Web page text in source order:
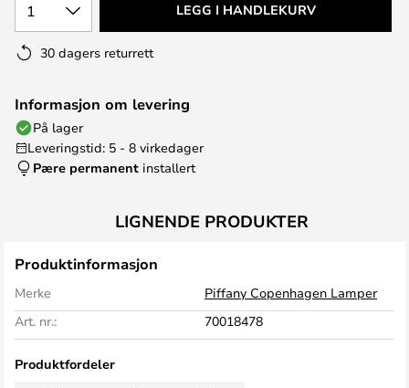
1 LEGG I HANDLEKURV
30 dagers returrett
Informasjon om levering
På lager
Leveringstid: 5 - 8 virkedager
Pære permanent installert
LIGNENDE PRODUKTER
Produktinformasjon
Merke
Piffany Copenhagen Lamper
Art. nr.:
70018478
Produktfordeler